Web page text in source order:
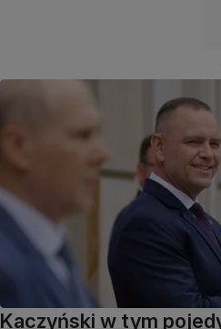
Kaczyński w tym